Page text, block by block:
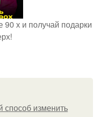
90 х и получай подарки
способ изменить